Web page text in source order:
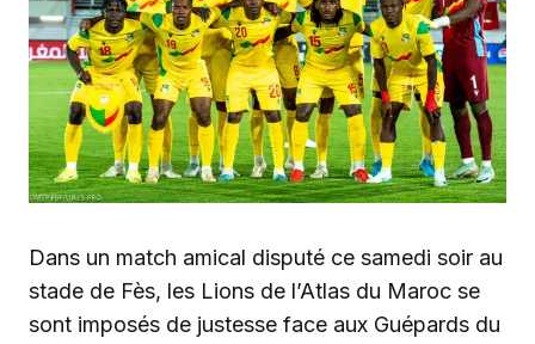
Dans un match amical disputé ce samedi soir au
stade de Fès, les Lions de l’Atlas du Maroc se
sont imposés de justesse face aux Guépards du